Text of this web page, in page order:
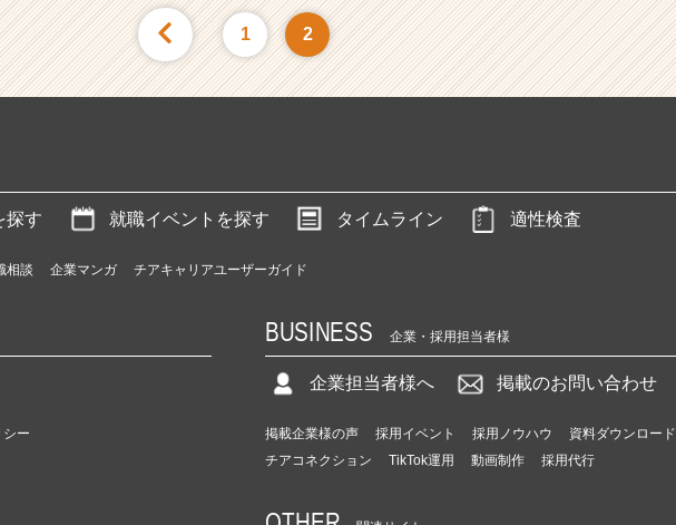
1 2
探す 就職イベントを探す タイムライン 適性検査
相談 企業マンガ チアキャリアユーザーガイド
シー
BUSINESS 企業・採用担当者様
企業担当者様へ 掲載のお問い合わせ
掲載企業様の声 採用イベント 採用ノウハウ 資料ダウンロード
チアコネクション
TikTok運用 動画制作 採用代行